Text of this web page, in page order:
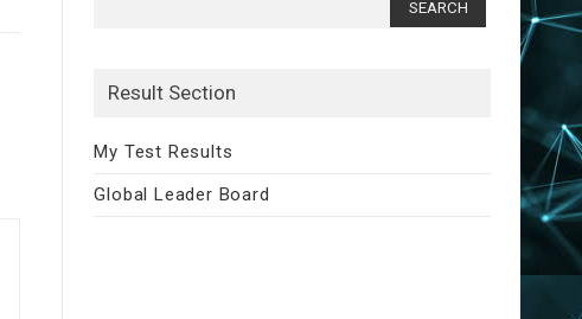
Result Section
My Test Results
Global Leader Board